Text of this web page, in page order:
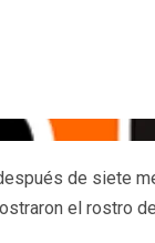
de siete
el rostro